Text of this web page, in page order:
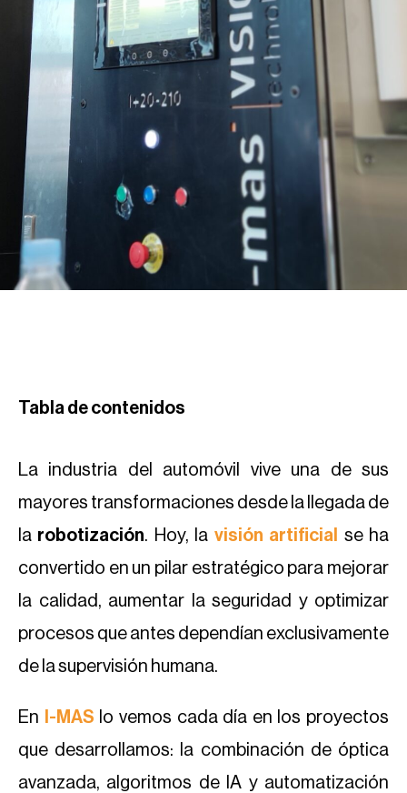
Tabla de contenidos
La industria del automóvil vive una de sus
mayores transformaciones desde la llegada de
la robotización. Hoy, la visión artificial se ha
convertido en un pilar estratégico para mejorar
la calidad, aumentar la seguridad y optimizar
procesos que antes dependían exclusivamente
de la supervisión humana.
En I-MAS lo vemos cada día en los proyectos
que desarrollamos: la combinación de óptica
avanzada, algoritmos de IA y automatización